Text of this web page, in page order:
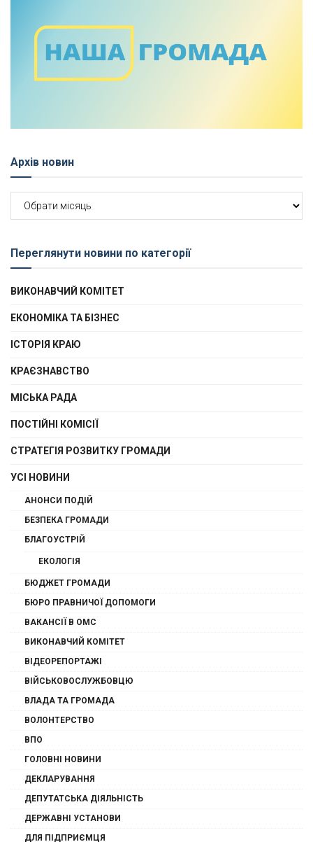
Архів новин
новин
Переглянути новини по категорії
ВИКОНАВЧИЙ КОМІТЕТ
ЕКОНОМІКА ТА БІЗНЕС
ІСТОРІЯ КРАЮ
КРАЄЗНАВСТВО
МІСЬКА РАДА
ПОСТІЙНІ КОМІСІЇ
СТРАТЕГІЯ РОЗВИТКУ ГРОМАДИ
УСІ НОВИНИ
АНОНСИ ПОДІЙ
БЕЗПЕКА ГРОМАДИ
БЛАГОУСТРІЙ
ЕКОЛОГІЯ
БЮДЖЕТ ГРОМАДИ
БЮРО ПРАВНИЧОЇ ДОПОМОГИ
ВАКАНСІЇ В ОМС
ВИКОНАВЧИЙ КОМІТЕТ
ВІДЕОРЕПОРТАЖІ
ВІЙСЬКОВОСЛУЖБОВЦЮ
ВЛАДА ТА ГРОМАДА
ВОЛОНТЕРСТВО
ВПО
ГОЛОВНІ НОВИНИ
ДЕКЛАРУВАННЯ
ДЕПУТАТСЬКА ДІЯЛЬНІСТЬ
ДЕРЖАВНІ УСТАНОВИ
ДЛЯ ПІДПРИЄМЦЯ